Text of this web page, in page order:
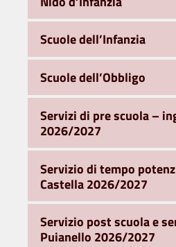
Scuole dell’Infanzia
Scuole dell’Obbligo
Servizi di pre scuola –
2026/2027
Servizio di tempo
Castella 2026/2027
Servizio post scuola e
Puianello 2026/2027